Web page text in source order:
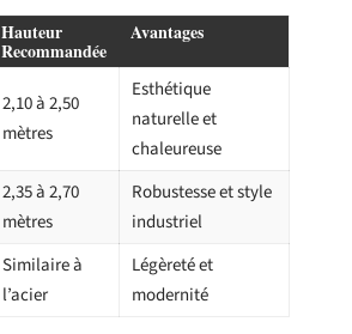
Hauteur
Recommandée
Avantages
2,10 à 2,50
mètres
Esthétique
naturelle et
chaleureuse
2,35 à 2,70
mètres
Robustesse et style
industriel
Similaire à
l’acier
Légèreté et
modernité